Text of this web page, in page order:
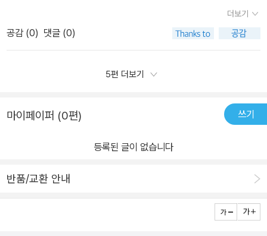
다. 정적을 깨뜨리는 비명소리가 고요한 밤나무정 마을을 뒤흔들며,
오래전 기판이 할아버지적의 이야기로 거슬러 올라간다. 책은 기판이
머니에 이어 여러 인물 묘사를 비롯하여 삶의 모습을 보여주고 있으
판을 비롯하여 우리의 문화와 정서를 녹여냈다. 그중 굿판에서 벌어
지는 보살의 방안굿, 손님굿, 제석굿, 씻김 굿 등은 많은 지면을 할애
하여 독자들에게 보여주려 한 것이 인상 깊었다. 그러면서 이런 굿에
은 기판의 어머니인 안골댁의 그악스러움과 비뚤어진 자식사랑이 결
력배에 찔리기 전에 자신이 친구들에게 당하던 놀림과 폭력을 그대로
너무도 힘든삶을 살다 일찍 저세상에 가버린 순박한 청년 기판이가
있었다. 그리고 또한명의 주인공은 수많은 가족들을 힘든 삶의고뇌속
에 밀어넣고있는 그의 어머니 안골댁이었다.그 두명을 중심으로 3대
에 걸쳐 펼쳐지는 기구한 가족사는 일제강점기 말미를 지나 6.25을
교적풍족했던 부농은 갑자기 닥쳐온 병마와그로인해 생긴 조바심을
이겨내지 못하고 몰락의 길을 걷는다. 설상가상 기차에서 떨어지는
렇게 희망이라곤 전혀 찾아볼수 없었던 집안이었음에도 불구하고 그
청년으로성장하며 번듯한 가족을 일구어낸다.그렇게 행복한 모습을
보며 다행이라 생각했던것도 잠시 인생은 그렇게 호락호락한 삶을 허
락하지 않았으니 어렵게 어렵게둘째 남섭이의 부인으로 들인 며느리
더보기
공감 (0) 댓글 (0)
5편 더보기
마이페이퍼 (0편) 쓰기
등록된 글이 없습니다
반품/교환 안내